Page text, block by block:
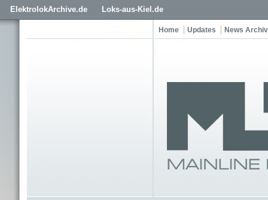
ElektrolokArchive.de Loks-aus-Kiel.de
Home Updates News Archiv